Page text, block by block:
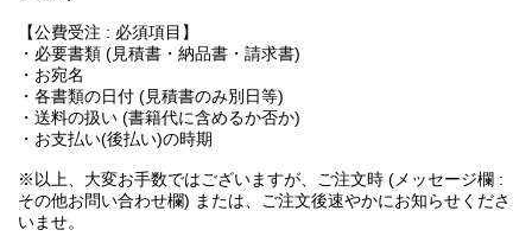
【公費受注 : 必須項目】
・必要書類 (見積書・納品書・請求書)
・お宛名
・各書類の日付 (見積書のみ別日等)
・送料の扱い (書籍代に含めるか否か)
・お支払い(後払い)の時期
※以上、大変お手数ではございますが、ご注文時 (メッセージ欄 :
その他お問い合わせ欄) または、ご注文後速やかにお知らせくださ
いませ。